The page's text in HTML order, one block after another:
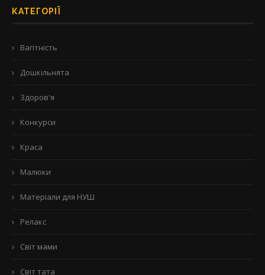
КАТЕГОРІЇ
Вагітність
Дошкільнята
Здоров'я
Конкурси
Краса
Малюки
Матеріали для НУШ
Релакс
Світ мами
Світ тата